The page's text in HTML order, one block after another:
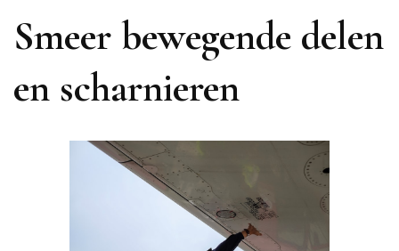
Smeer bewegende delen
en scharnieren